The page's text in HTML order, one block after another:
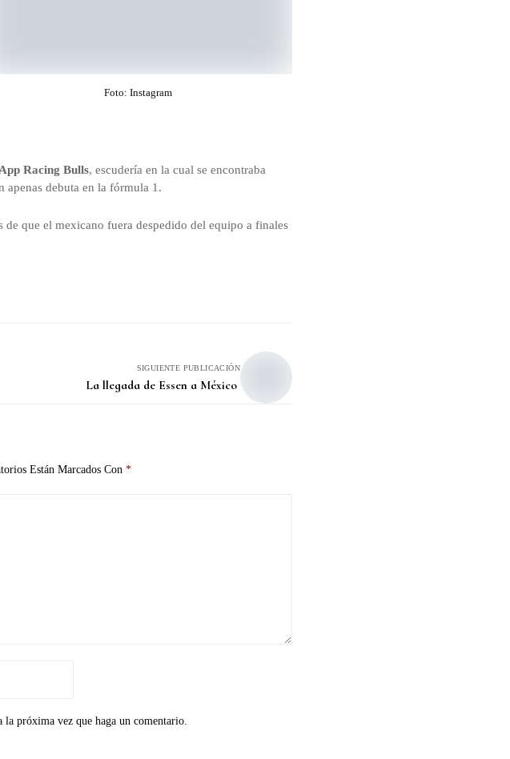
Foto: Instagram
Racing Bulls, escudería en la cual se encontraba
apenas debuta en la fórmula 1.
de que el mexicano fuera despedido del equipo a finales
SIGUIENTE PUBLICACIÓN
La llegada de Essen a México
Están Marcados Con *
próxima vez que haga un comentario.